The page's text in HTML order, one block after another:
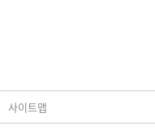
사이트맵